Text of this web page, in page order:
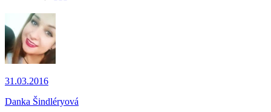
31.03.2016
Danka Šindléryová